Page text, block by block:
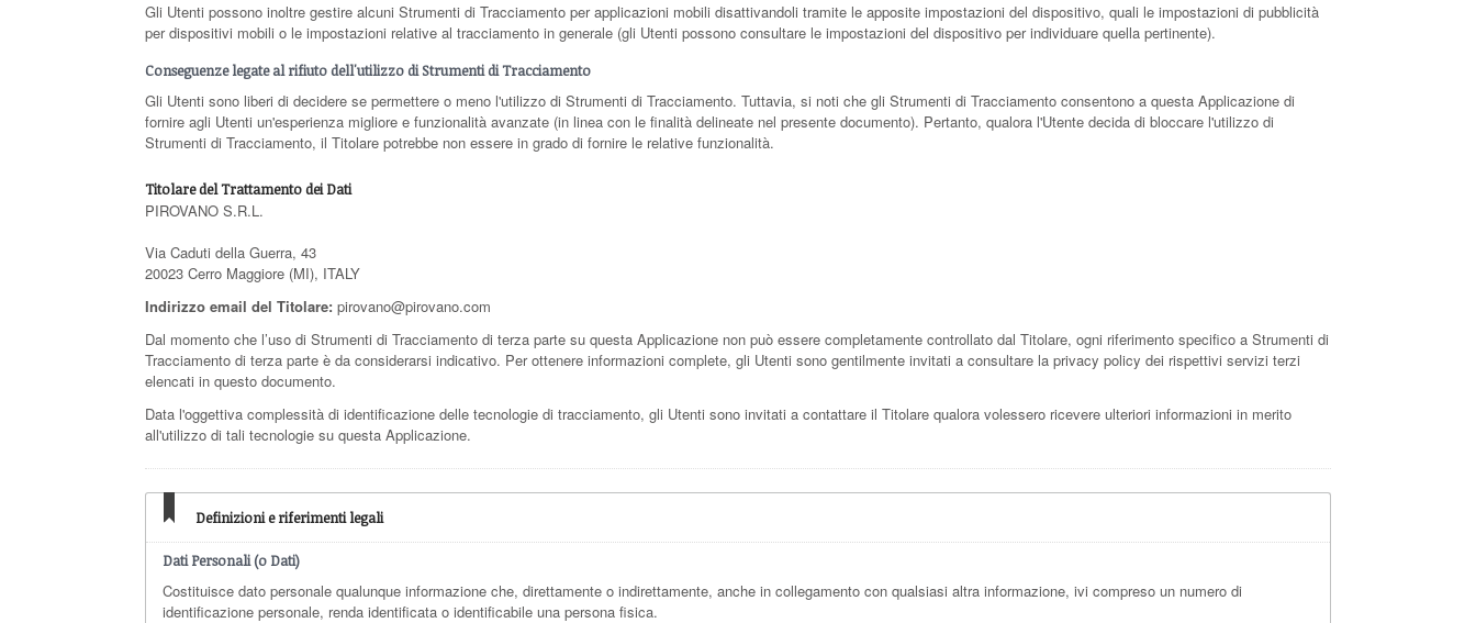
Gli Utenti possono inoltre gestire alcuni Strumenti di Tracciamento per applicazioni mobili disattivandoli tramite le apposite impostazioni del dispositivo, quali le impostazioni di pubblicità
per dispositivi mobili o le impostazioni relative al tracciamento in generale (gli Utenti possono consultare le impostazioni del dispositivo per individuare quella pertinente).
Conseguenze legate al rifiuto dell'utilizzo di Strumenti di Tracciamento
Gli Utenti sono liberi di decidere se permettere o meno l'utilizzo di Strumenti di Tracciamento. Tuttavia, si noti che gli Strumenti di Tracciamento consentono a questa Applicazione di
fornire agli Utenti un'esperienza migliore e funzionalità avanzate (in linea con le finalità delineate nel presente documento). Pertanto, qualora l'Utente decida di bloccare l'utilizzo di
Strumenti di Tracciamento, il Titolare potrebbe non essere in grado di fornire le relative funzionalità.
Titolare del Trattamento dei Dati
PIROVANO S.R.L.
Via Caduti della Guerra, 43
20023 Cerro Maggiore (MI), ITALY
Indirizzo email del Titolare: pirovano@pirovano.com
Dal momento che l’uso di Strumenti di Tracciamento di terza parte su questa Applicazione non può essere completamente controllato dal Titolare, ogni riferimento specifico a Strumenti di
Tracciamento di terza parte è da considerarsi indicativo. Per ottenere informazioni complete, gli Utenti sono gentilmente invitati a consultare la privacy policy dei rispettivi servizi terzi
elencati in questo documento.
Data l'oggettiva complessità di identificazione delle tecnologie di tracciamento, gli Utenti sono invitati a contattare il Titolare qualora volessero ricevere ulteriori informazioni in merito
all'utilizzo di tali tecnologie su questa Applicazione.
Definizioni e riferimenti legali
Dati Personali (o Dati)
Costituisce dato personale qualunque informazione che, direttamente o indirettamente, anche in collegamento con qualsiasi altra informazione, ivi compreso un numero di
identificazione personale, renda identificata o identificabile una persona fisica.